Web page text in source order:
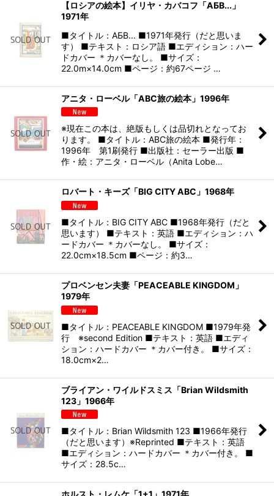
【ロシアの絵本】イリヤ・カバコフ「АБВ...」
1971年
■タイトル：АБВ... ■1971年発行（だと思いま
す） ■テキスト：ロシア語 ■エディション：ハー
ドカバー ＊カバーなし。 ■サイズ：
22.0m×14.0cm ■ページ：約67ページ …
アニタ・ローベル「ABC旅の絵本」1996年
※現在この本は、絶版もしくは品切れとなってお
ります。 ■タイトル：ABC旅の絵本 ■発行年：
1996年 第1刷発行 ■出版社：セーラー出版 ■
作・絵：アニタ・ローベル（Anita Lobe…
ロバート・キーズ「BIG CITY ABC」1968年
■タイトル：BIG CITY ABC ■1968年発行（だと
思います） ■テキスト：英語 ■エディション：ハ
ードカバー ＊カバーなし。 ■サイズ：
22.0cm×18.5cm ■ページ：約3…
プロベンセン夫妻「PEACEABLE KINGDOM」
1979年
■タイトル：PEACEABLE KINGDOM ■1979年発
行 ※second Edition ■テキスト：英語 ■エディ
ション：ハードカバー ＊カバー付き。 ■サイズ：
18.0cm×2…
ブライアン・ワイルドスミス「Brian Wildsmith
123」1966年
■タイトル：Brian Wildsmith 123 ■1966年発行
（だと思います）※Reprinted ■テキスト：英語
■エディション：ハードカバー ＊カバー付き。 ■
サイズ：28.5c…